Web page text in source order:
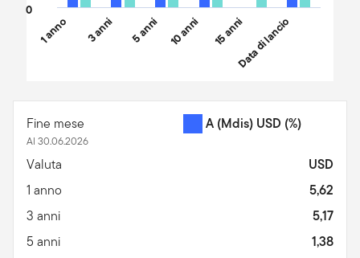
1 anno 3 anni 5 anni 10 anni 15 anniData di lancio
0
Fine mese
Al 30.06.2026
A (Mdis) USD (%)
Valuta
USD
1 anno
5,62
3 anni
5,17
5 anni
1,38